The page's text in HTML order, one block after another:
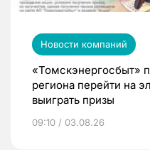
Новости компаний
«Томскэнергосбыт»
региона перейти на
выиграть призы
09:10 / 03.08.26